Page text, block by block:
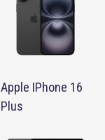
Apple IPhone 16
Plus